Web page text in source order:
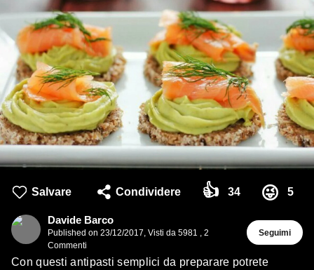
Salvare Condividere 👍 34 😜 5
Davide Barco
Published on 23/12/2017 Visti da 5981
2
Commenti
Seguimi
Con questi antipasti semplici da preparare potrete